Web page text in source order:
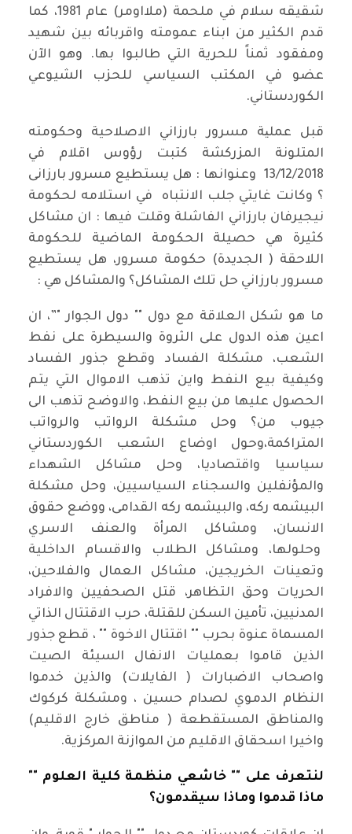
شقيقه سلام في ملحمة (ملااومر) عام 1981، كما
قدم الكثير من ابناء عمومته واقربائه بين شهيد
ومفقود ثمناً للحرية التي طالبوا بها. وهو الآن
عضو في المكتب السياسي للحزب الشيوعي
الكوردستاني.
قبل عملیة مسرور بارزاني الاصلاحية وحكومته
المتلونة المزركشة كتبت رؤوس اقلام في
13/12/2018 وعنوانها : هل يستطيع مسرور بارزانى
؟ وكانت غايتي جلب الانتباه في استلامه لحكومة
نيجيرفان بارزاني الفاشلة وقلت فيها : ان مشاكل
كثيرة هي حصيلة الحكومة الماضية للحكومة
اللاحقة ( الجديدة) حكومة مسرور، هل يستطيع
مسرور بارزاني حل تلك المشاكل؟ والمشاكل هي :
ما هو شكل العلاقة مع دول "" دول الجوار "”، ان
اعين هذه الدول على الثروة والسيطرة على نفط
الشعب، مشكلة الفساد وقطع جذور الفساد
وكيفية بيع النفط واين تذهب الاموال التي يتم
الحصول عليها من بيع النفط، والاوضح تذهب الى
جيوب من؟ وحل مشكلة الرواتب والرواتب
المتراكمة،وحول اوضاع الشعب الكوردستاني
سياسيا واقتصاديا، وحل مشاكل الشهداء
والمؤنفلين والسجناء السياسيين، وحل مشكلة
البيشمه ركه، والبيشمه ركه القدامى، ووضع حقوق
الانسان، ومشاكل المرأة والعنف الاسري
وحلولها، ومشاكل الطلاب والاقسام الداخلية
وتعينات الخريجين، مشاكل العمال والفلاحين،
الحريات وحق التظاهر، قتل الصحفيين والافراد
المدنيين، تأمين السكن للقتلة، حرب الاقتتال الذاتي
المسماة عنوة بحرب "" اقتتال الاخوة "" ، قطع جذور
الذين قاموا بعمليات الانفال السيئة الصيت
واصحاب الاضبارات ( الفايلات) والذين خدموا
النظام الدموي لصدام حسين ، ومشكلة كركوك
والمناطق المستقطعة ( مناطق خارج الاقليم)
واخيرا اسحقاق الاقليم من الموازنة المركزية.
لنتعرف على "" خاشعي منظمة كلية العلوم ""
ماذا قدموا وماذا سيقدمون؟